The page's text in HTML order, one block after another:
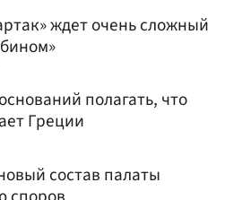
ждет очень сложный
полагать, что
Греции
состав палаты